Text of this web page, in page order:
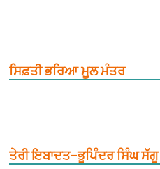
ਸਿਫ਼ਤੀ ਭਰਿਆ ਮੂ਼ਲ ਮੰਤਰ
ਤੇਰੀ ਇਬਾਦਤ–ਭੂਪਿੰਦਰ ਸਿੰਘ ਸੱਗੂ